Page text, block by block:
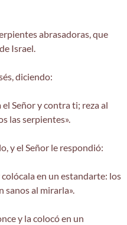
abrasadoras, que
Israel.
diciendo:
Señor y contra ti; reza al
las serpientes».
y el Señor le respondió:
en un estandarte: los
sanos al mirarla».
y la colocó en un